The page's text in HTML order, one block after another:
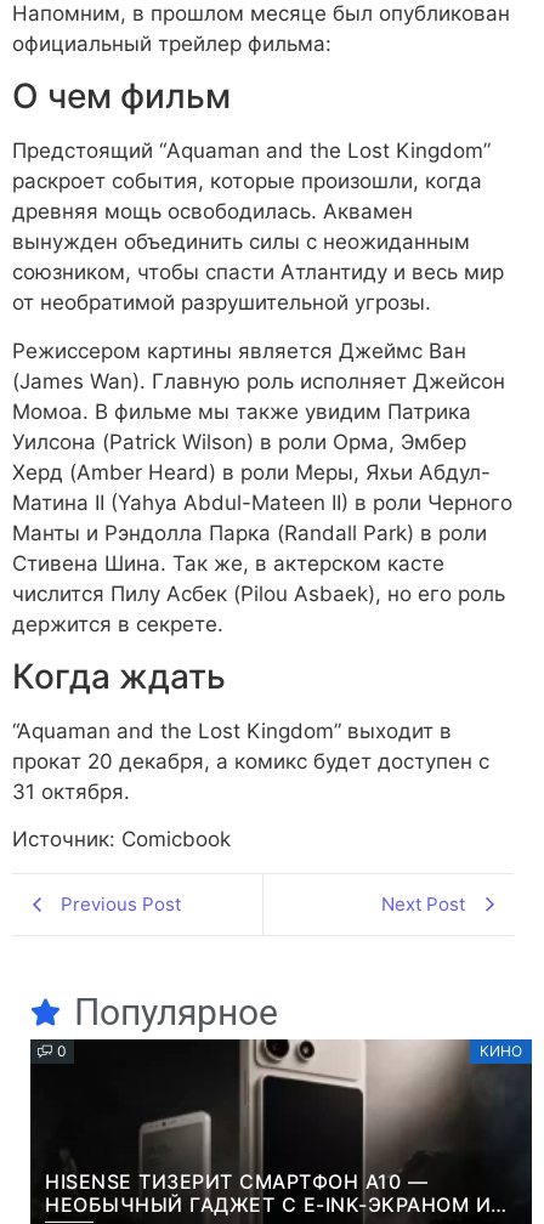
Напомним, в прошлом месяце был опубликован
официальный трейлер фильма:
О чем фильм
Предстоящий “Aquaman and the Lost Kingdom”
раскроет события, которые произошли, когда
древняя мощь освободилась. Аквамен
вынужден объединить силы с неожиданным
союзником, чтобы спасти Атлантиду и весь мир
от необратимой разрушительной угрозы.
Режиссером картины является Джеймс Ван
(James Wan). Главную роль исполняет Джейсон
Момоа. В фильме мы также увидим Патрика
Уилсона (Patrick Wilson) в роли Орма, Эмбер
Херд (Amber Heard) в роли Меры, Яхьи Абдул-
Матина II (Yahya Abdul-Mateen II) в роли Черного
Манты и Рэндолла Парка (Randall Park) в роли
Стивена Шина. Так же, в актерском касте
числится Пилу Асбек (Pilou Asbaek), но его роль
держится в секрете.
Когда ждать
“Aquaman and the Lost Kingdom” выходит в
прокат 20 декабря, а комикс будет доступен с
31 октября.
Источник: Comicbook
Previous Post Next Post
Популярное
0 КИНО
HISENSE ТИЗЕРИТ СМАРТФОН A10 —
НЕОБЫЧНЫЙ ГАДЖЕТ С E-INK-ЭКРАНОМ И